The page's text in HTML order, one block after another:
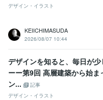
デザイン・イラスト
KEIICHIMASUDA
2026/08/07 10:44
デザインを知ると、毎日が
ーー第9回 高層建築から始ま
ン...
記事
デザイン・イラスト